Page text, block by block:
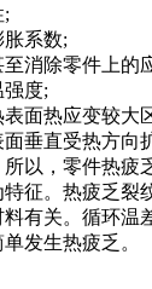
;
系数;
消除零件上的
强度;
面热应变较大
垂直受热方向
以，零件热疲
征。热疲乏裂
有关。循环温
发生热疲乏。